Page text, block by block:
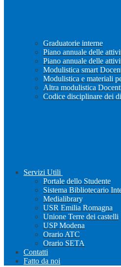
Graduatorie interne
Piano annuale delle
Piano annuale delle
Modulistica smart
Modulistica e materiali
Altra modulistica
Codice disciplinare dei
Servizi Utili
Portale dello Studente
Sistema Bibliotecario
Medialibrary
USR Emilia Romagna
Unione Terre dei castelli
USP Modena
Orario ATC
Orario SETA
Contatti
Fatto da noi